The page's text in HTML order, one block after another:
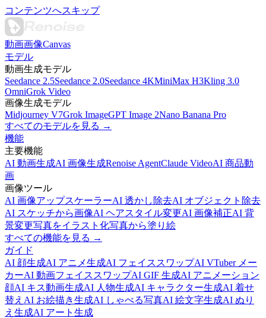
コンテンツへスキップ
動画画像Canvas
モデル
動画生成モデル
Seedance 2.5Seedance 2.0Seedance 4KMiniMax H3Kling 3.0
OmniGrok Video
画像生成モデル
Midjourney V7Grok ImageGPT Image 2Nano Banana Pro
すべてのモデルを見る →
機能
主要機能
AI 動画生成AI 画像生成Renoise AgentClaude VideoAI 商品動
画
画像ツール
AI 画像アップスケーラーAI 透かし除去AI オブジェクト除去
AI スケッチから画像AI ヘアスタイル変更AI 画像補正AI 背
景変更写真をイラスト化写真から塗り絵
すべての機能を見る →
ガイド
AI 顔生成AI アニメ生成AI フェイススワップAI VTuber メー
カーAI 動画フェイススワップAI GIF 生成AI アニメーション
顔AI キス動画生成AI 人物生成AI キャラクター生成AI 着せ
替え AI お絵描き生成AI しゃべる写真AI 絵文字生成AI ぬり
え生成AI アート生成